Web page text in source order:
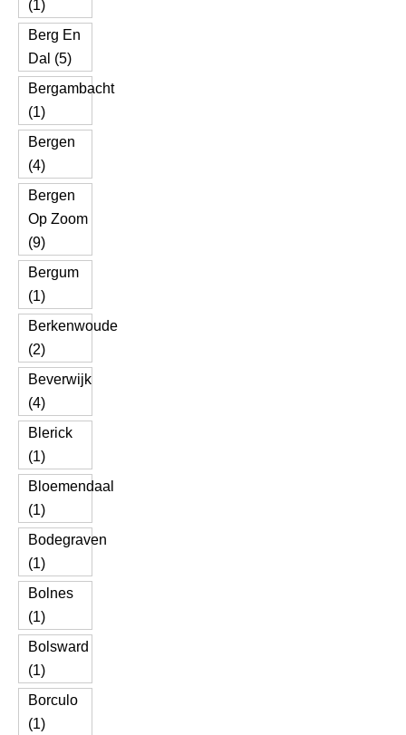
(1)
Berg En
Dal (5)
Bergambacht
(1)
Bergen
(4)
Bergen
Op Zoom
(9)
Bergum
(1)
Berkenwoude
(2)
Beverwijk
(4)
Blerick
(1)
Bloemendaal
(1)
Bodegraven
(1)
Bolnes
(1)
Bolsward
(1)
Borculo
(1)